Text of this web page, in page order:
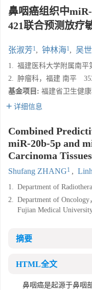
鼻咽癌组织中
421联合预测放疗
张淑芳1, 钟林海1, 吴
1. 福建医科大学附属南平
2. 肿瘤科，福建 南平
基金项目: 福建省卫生健康
详细信息
Combined
miR-20b-5p and
Carcinoma
Shufang ZHANG1 ,
1. Department of
2. Department of
Fujian Medical
摘要
HTML全文
鼻咽癌是起源于鼻咽